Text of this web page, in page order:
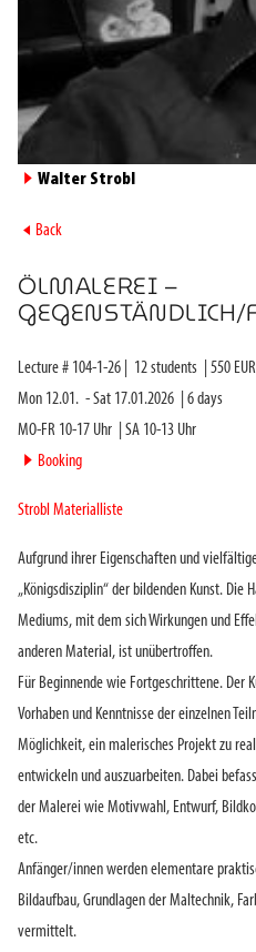
► Walter Strobl
► Back
ÖLMALEREI –
Lecture # 104-1-26 12students 550
Mon 12.01. -Sat 17.01.2026 6days
MO-FR 10-17 Uhr
SA 10-13 Uhr
► Booking
Strobl Materialliste
Aufgrund ihrer Eigenschaften und
„Königsdisziplin“ der bildenden Kunst. Die
Mediums, mit dem sich Wirkungen und
anderen Material, ist unübertroffen.
Für Beginnende wie Fortgeschrittene. Der
Vorhaben und Kenntnisse der einzelnen
Möglichkeit, ein malerisches Projekt zu
entwickeln und auszuarbeiten. Dabei
der Malerei wie Motivwahl, Entwurf,
etc.
Anfänger/innen werden elementare
Bildaufbau, Grundlagen der Maltechnik,
vermittelt.